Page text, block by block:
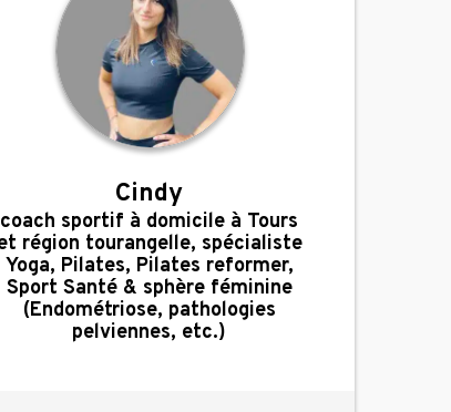
Cindy
,
coach sportif à domicile à Tours
région tourangelle, spécialiste
Yoga, Pilates, Pilates reformer,
Sport Santé & sphère féminine
(Endométriose, pathologies
pelviennes, etc.)